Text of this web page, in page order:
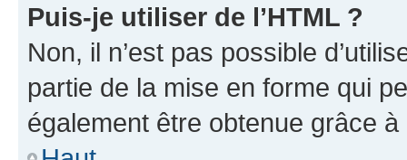
Puis-je utiliser de l’HTML ?
Non, il n’est pas possible
partie de la mise en forme qui
également être obtenue grâce à